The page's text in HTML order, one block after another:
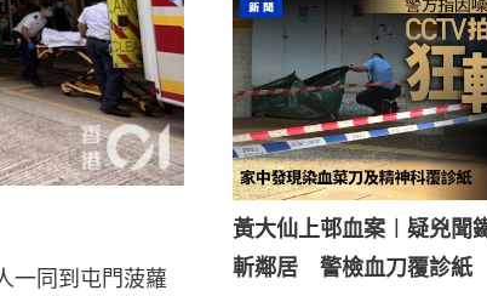
一同到屯門菠蘿
黃大仙上邨血案︱疑兇
斬鄰居 警檢血刀覆診紙